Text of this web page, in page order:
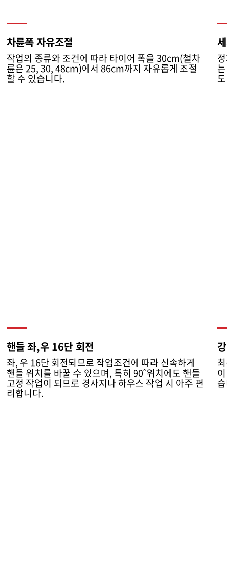
차륜폭 자유조절
작업의 종류와 조건에 따라 타이어 폭을 30cm(철차
륜은 25, 30, 48cm)에서 86cm까지 자유롭게 조절
할 수 있습니다.
핸들 좌,우 16단 회전
좌, 우 16단 회전되므로 작업조건에 따라 신속하게
핸들 위치를 바꿀 수 있으며, 특히 90˚위치에도 핸들
고정 작업이 되므로 경사지나 하우스 작업 시 아주 편
리합니다.